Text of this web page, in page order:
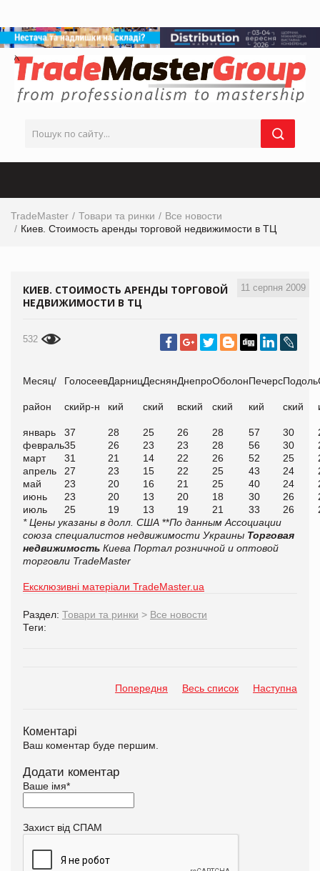
TradeMaster Товари та ринки
Все новости
Киев. Cтоимость аренды торговой недвижимости в ТЦ
11 серпня 2009
КИЕВ. CТОИМОСТЬ АРЕНДЫ ТОРГОВОЙ
НЕДВИЖИМОСТИ В ТЦ
532
Месяц/
район
Голосеев
скийр-н
Дарниц
кий
Деснян
ский
Днепро
вский
Оболон
ский
Печерс
кий
Подоль
ский
январь 37 28 25 26 28 57 30
февраль35 26 23 23 28 56 30
март
31 21 14 22 26 52 25
апрель
27 23 15 22 25 43 24
май
23 20 16 21 25 40 24
июнь
23 20 13 20 18 30 26
июль
25 19 13 19 21 33 26
* Цены указаны в долл. США **По данным Ассоциации
союза специалистов недвижимости Украины Торговая
недвижимость Киева Портал розничной и оптовой
торговли TradeMaster
Ексклюзивні матеріали TradeMaster.ua
Раздел: Товари та ринки > Все новости
Теги:
Попередня Весь список Наступна
Коментарі
Ваш коментар буде першим.
Додати коментар
Ваше імя*
Захист від СПАМ